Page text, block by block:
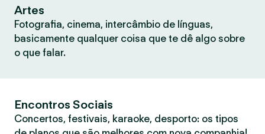
Artes
Fotografia, cinema, intercâmbio de línguas,
basicamente qualquer coisa que te dê algo sobre
o que falar.
Encontros Sociais
Concertos, festivais, karaoke, desporto: os tipos